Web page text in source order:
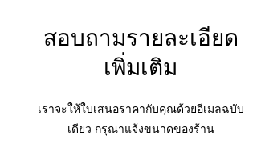
​สอบถามรายละเอียด
เพิ่มเติม
เราจะให้ใบเสนอราคากับคุณด้วยอีเมลฉบับ
เดียว กรุณาแจ้งขนาดของร้าน